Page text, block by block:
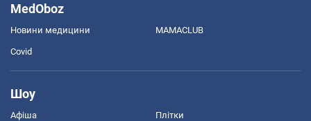
MedOboz
Новини медицини MAMACLUB
Covid
Шоу
Афіша Плітки